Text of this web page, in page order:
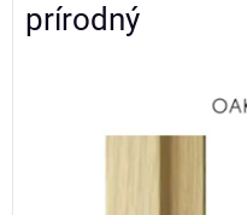
prírodný